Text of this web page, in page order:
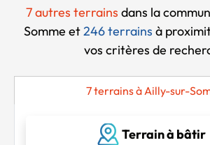
7 autres terrains dans la
Somme et246 terrains à
vos critères de
7 terrains à Ailly-sur-
Terrain à bâtir